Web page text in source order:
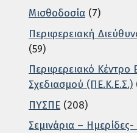
Μισθοδοσία (7)
Περιφερειακή
(59)
Περιφερειακό Κέντρο
Σχεδιασμού (ΠΕ.Κ.Ε.Σ.)
ΠΥΣΠΕ (208)
Σεμινάρια – Ημερίδες-